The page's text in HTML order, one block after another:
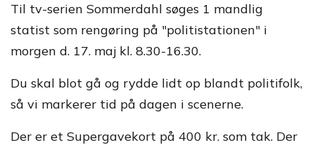
Til tv-serien Sommerdahl søges 1 mandlig
statist som rengøring på "politistationen" i
morgen d. 17. maj kl. 8.30-16.30.
Du skal blot gå og rydde lidt op blandt politifolk,
så vi markerer tid på dagen i scenerne.
Der er et Supergavekort på 400 kr. som tak. Der